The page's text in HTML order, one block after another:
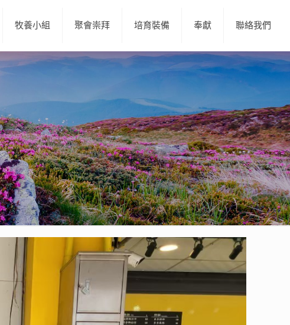
牧養小組 聚會崇拜 培育裝備 奉獻 聯絡我們